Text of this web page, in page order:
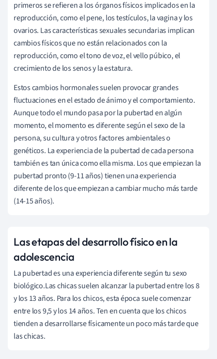
primeros se refieren a los órganos físicos implicados en la
reproducción, como el pene, los testículos, la vagina y los
ovarios. Las características sexuales secundarias implican
cambios físicos que no están relacionados con la
reproducción, como el tono de voz, el vello púbico, el
crecimiento de los senos y la estatura.
Estos cambios hormonales suelen provocar grandes
fluctuaciones en el estado de ánimo y el comportamiento.
Aunque todo el mundo pasa por la pubertad en algún
momento, el momento es diferente según el sexo de la
persona, su cultura y otros factores ambientales o
genéticos. La experiencia de la pubertad de cada persona
también es tan única como ella misma. Los que empiezan la
pubertad pronto (9-11 años) tienen una experiencia
diferente de los que empiezan a cambiar mucho más tarde
(14-15 años).
Las etapas del desarrollo físico en la
adolescencia
La pubertad es una experiencia diferente según tu sexo
biológico.Las chicas suelen alcanzar la pubertad entre los 8
y los 13 años. Para los chicos, esta épocasuele comenzar
entre los 9,5 y los 14 años. Ten en cuenta que los chicos
tienden a desarrollarse físicamente un poco más tarde que
las chicas.